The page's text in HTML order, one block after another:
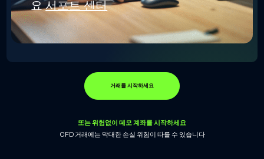
요서포트 센터
거래를 시작하세요
또는 위험없이 데모 계좌를 시작하세요
CFD 거래에는 막대한 손실 위험이 따를 수 있습니다